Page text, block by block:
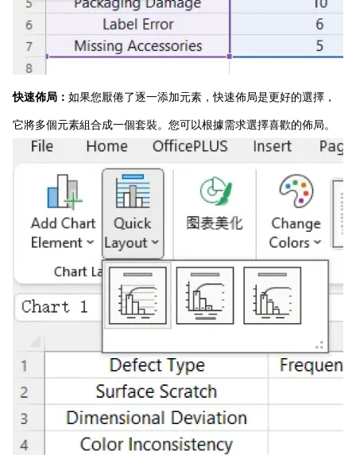
快速佈局： 如果您厭倦了逐一添加元素，快速佈局是更好的選擇，
它將多個元素組合成一個套裝。您可以根據需求選擇喜歡的佈局。